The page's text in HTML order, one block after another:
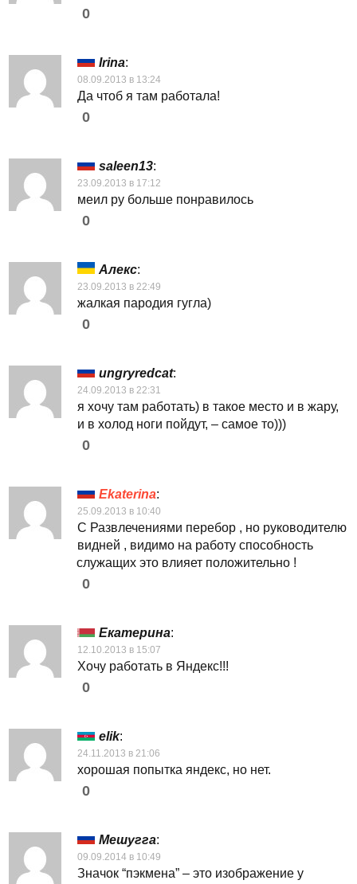
0
Irina:
08.09.2013 в 13:24
Да чтоб я там работала!
0
saleen13:
23.09.2013 в 17:12
меил ру больше понравилось
0
Алекс:
23.09.2013 в 22:49
жалкая пародия гугла)
0
ungryredcat:
24.09.2013 в 22:31
я хочу там работать) в такое место и в жару,
и в холод ноги пойдут, – самое то)))
0
Ekaterina:
25.09.2013 в 10:40
C Развлечениями перебор , но руководителю
видней , видимо на работу способность
служащих это влияет положительно !
0
Екатерина:
12.10.2013 в 15:07
Хочу работать в Яндекс!!!
0
elik:
24.11.2013 в 21:06
хорошая попытка яндекс, но нет.
0
Мешугга:
09.09.2014 в 10:49
Значок “пэкмена” – это изображение у